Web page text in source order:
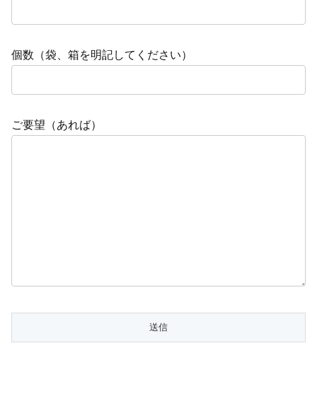
個数（袋、箱を明記してください）
ご要望（あれば）